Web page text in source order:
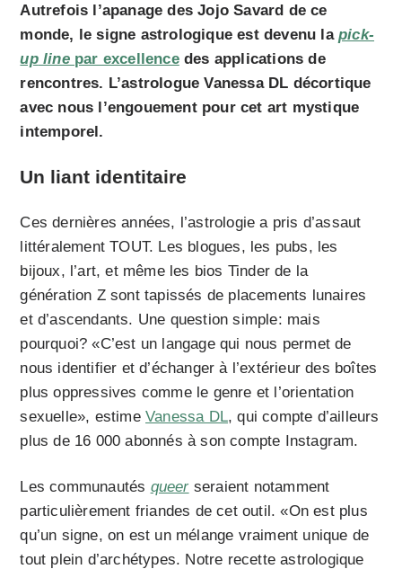
Autrefois l’apanage des Jojo Savard de ce
monde, le signe astrologique est devenu lapick-
up line par excellencedes applications de
rencontres. L’astrologue Vanessa DL décortique
avec nous l’engouement pour cet art mystique
intemporel.
Un liant identitaire
Ces dernières années, l’astrologie a pris d’assaut
littéralement TOUT. Les blogues, les pubs, les
bijoux, l’art, et même les bios Tinder de la
génération Z sont tapissés de placements lunaires
et d’ascendants. Une question simple: mais
pourquoi? «C’est un langage qui nous permet de
nous identifier et d’échanger à l’extérieur des boîtes
plus oppressives comme le genre et l’orientation
sexuelle», estimeVanessa DL, qui compte d’ailleurs
plus de 16 000 abonnés à son compte Instagram.
Les communautés queer seraient notamment
particulièrement friandes de cet outil. «On est plus
qu’un signe, on est un mélange vraiment unique de
tout plein d’archétypes. Notre recette astrologique